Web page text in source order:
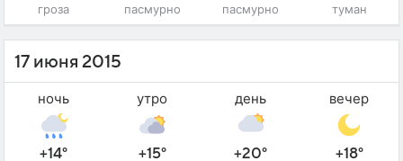
гроза пасмурно пасмурно туман
17 июня 2015
ночь
+14°
утро
+15°
день
+20°
вечер
+18°